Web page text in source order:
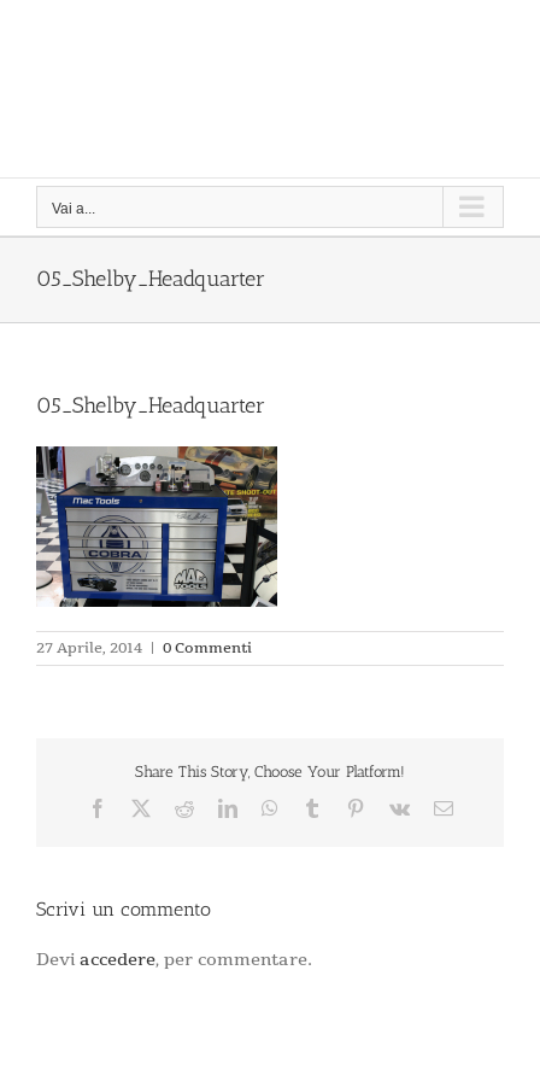
Vai a...
05_Shelby_Headquarter
05_Shelby_Headquarter
27 Aprile, 2014 | 0 Commenti
Share This Story, Choose Your Platform!
Facebook RedditLinkedInWhatsApp
Tumblr Pinterest
Vk Email
Scrivi un commento
Devi accedere, per commentare.